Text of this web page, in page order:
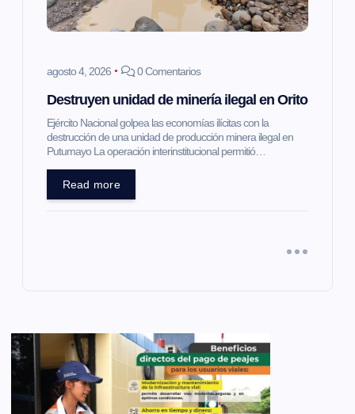
agosto 4, 2026 0 Comentarios
Destruyen unidad de minería ilegal en Orito
Ejército Nacional golpea las economías ilícitas con la
destrucción de una unidad de producción minera ilegal en
Putumayo La operación interinstitucional permitió…
Read more